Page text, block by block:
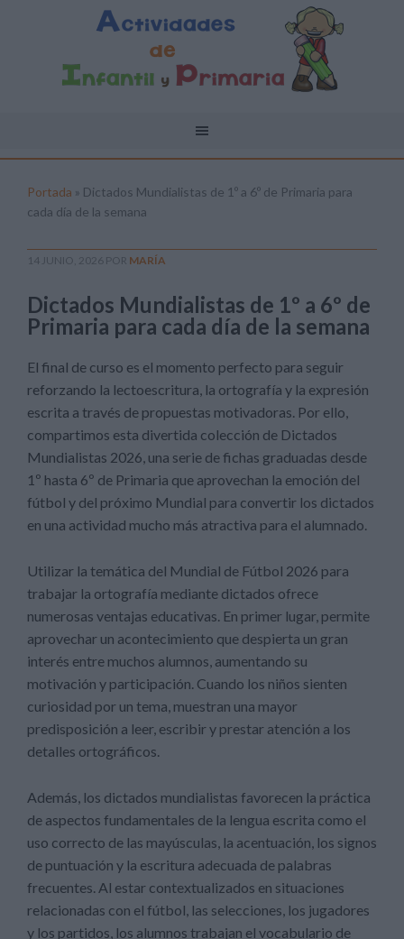
Portada » Dictados Mundialistas de 1º a 6º de Primaria para
cada día de la semana
14 JUNIO, 2026 POR MARÍA
Dictados Mundialistas de 1º a 6º de
Primaria para cada día de la semana
El final de curso es el momento perfecto para seguir
reforzando la lectoescritura, la ortografía y la expresión
escrita a través de propuestas motivadoras. Por ello,
compartimos esta divertida colección de Dictados
Mundialistas 2026, una serie de fichas graduadas desde
1º hasta 6º de Primaria que aprovechan la emoción del
fútbol y del próximo Mundial para convertir los dictados
en una actividad mucho más atractiva para el alumnado.
Utilizar la temática del Mundial de Fútbol 2026 para
trabajar la ortografía mediante dictados ofrece
numerosas ventajas educativas. En primer lugar, permite
aprovechar un acontecimiento que despierta un gran
interés entre muchos alumnos, aumentando su
motivación y participación. Cuando los niños sienten
curiosidad por un tema, muestran una mayor
predisposición a leer, escribir y prestar atención a los
detalles ortográficos.
Además, los dictados mundialistas favorecen la práctica
de aspectos fundamentales de la lengua escrita como el
uso correcto de las mayúsculas, la acentuación, los signos
de puntuación y la escritura adecuada de palabras
frecuentes. Al estar contextualizados en situaciones
relacionadas con el fútbol, las selecciones, los jugadores
y los partidos, los alumnos trabajan el vocabulario de